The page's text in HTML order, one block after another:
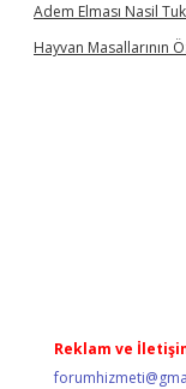
Adem Elması Nasil
Hayvan Masallarının
Reklam ve